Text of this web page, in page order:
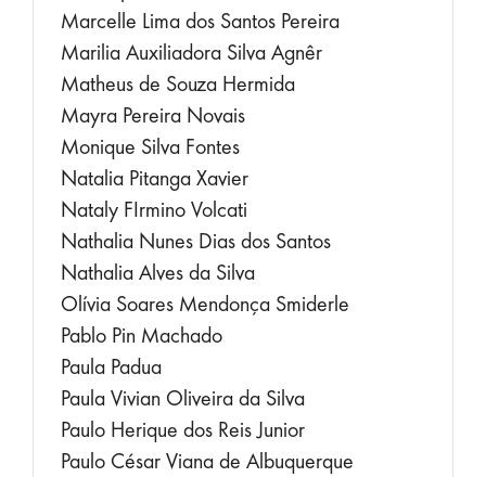
Marcelle Lima dos Santos Pereira
Marilia Auxiliadora Silva Agnêr
Matheus de Souza Hermida
Mayra Pereira Novais
Monique Silva Fontes
Natalia Pitanga Xavier
Nataly FIrmino Volcati
Nathalia Nunes Dias dos Santos
Nathalia Alves da Silva
Olívia Soares Mendonça Smiderle
Pablo Pin Machado
Paula Padua
Paula Vivian Oliveira da Silva
Paulo Herique dos Reis Junior
Paulo César Viana de Albuquerque